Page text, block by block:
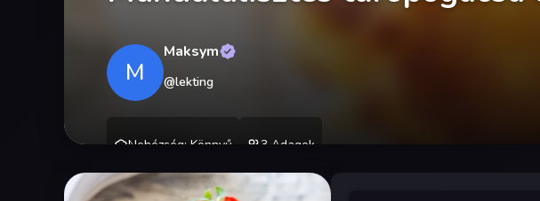
M
Maksym
@lekting
Nehézség: Könnyű 3 Adagok